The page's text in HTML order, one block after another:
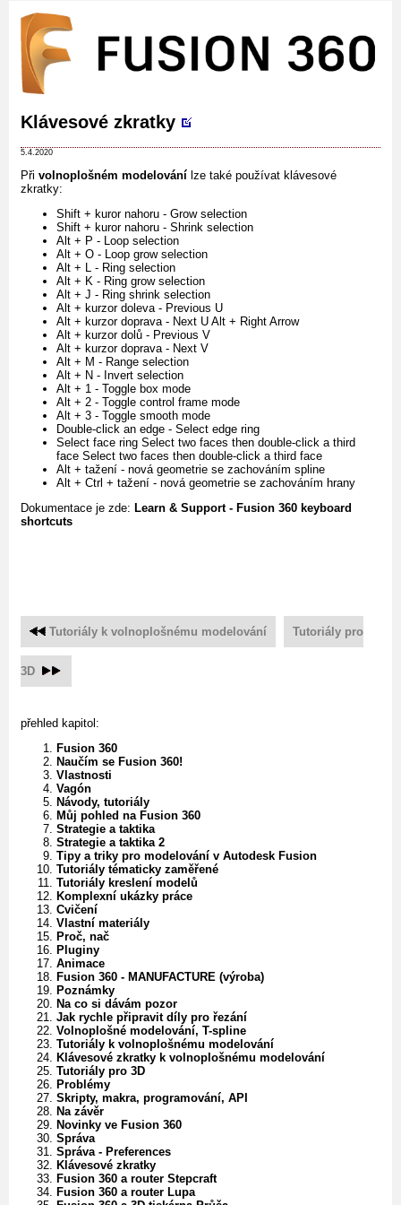
Klávesové zkratky
5.4.2020
Při volnoplošném modelování lze také používat klávesové
zkratky:
Shift + kuror nahoru - Grow selection
Shift + kuror nahoru - Shrink selection
Alt + P - Loop selection
Alt + O - Loop grow selection
Alt + L - Ring selection
Alt + K - Ring grow selection
Alt + J - Ring shrink selection
Alt + kurzor doleva - Previous U
Alt + kurzor doprava - Next U Alt + Right Arrow
Alt + kurzor dolů - Previous V
Alt + kurzor doprava - Next V
Alt + M - Range selection
Alt + N - Invert selection
Alt + 1 - Toggle box mode
Alt + 2 - Toggle control frame mode
Alt + 3 - Toggle smooth mode
Double-click an edge - Select edge ring
Select face ring Select two faces then double-click a third
face Select two faces then double-click a third face
Alt + tažení - nová geometrie se zachováním spline
Alt + Ctrl + tažení - nová geometrie se zachováním hrany
Dokumentace je zde: Learn & Support - Fusion 360 keyboard
shortcuts
Tutoriály k volnoplošnému modelování Tutoriály pro
3D
přehled kapitol:
Fusion 360
Naučím se Fusion 360!
Vlastnosti
Vagón
Návody, tutoriály
Můj pohled na Fusion 360
Strategie a taktika
Strategie a taktika 2
Tipy a triky pro modelování v Autodesk Fusion
Tutoriály tématicky zaměřené
Tutoriály kreslení modelů
Komplexní ukázky práce
Cvičení
Vlastní materiály
Proč, nač
Pluginy
Animace
Fusion 360 - MANUFACTURE (výroba)
Poznámky
Na co si dávám pozor
Jak rychle připravit díly pro řezání
Volnoplošné modelování, T-spline
Tutoriály k volnoplošnému modelování
Klávesové zkratky k volnoplošnému modelování
Tutoriály pro 3D
Problémy
Skripty, makra, programování, API
Na závěr
Novinky ve Fusion 360
Správa
Správa - Preferences
Klávesové zkratky
Fusion 360 a router Stepcraft
Fusion 360 a router Lupa